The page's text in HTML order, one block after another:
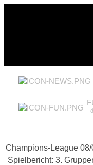
Champions-League 08/
Spielbericht: 3.